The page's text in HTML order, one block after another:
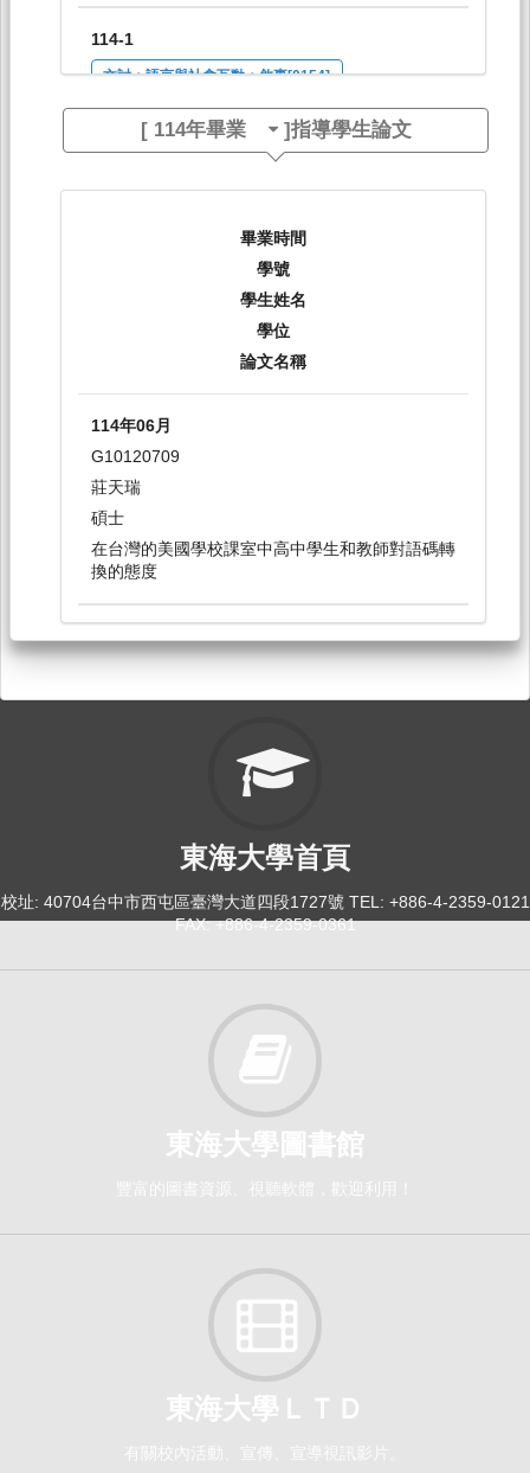
114-1
文討：語言與社會互動：敘事[0154]
日間學士班-外文系3,4
日間學士班-外文系2B
114-2
社會語言學[0147]
日間學士班-外文系3,4
選修
114-4
應用英語與加拿大文化探索[9914]
日間學士班-暑修 1-4
[ 114年畢業 ]指導學生論文
畢業時間
學號
學生姓名
學位
論文名稱
114年06月
G10120709
莊天瑞
碩士
在台灣的美國學校課室中高中學生和教師對語碼轉
換的態度
東海大學首頁
校址: 40704台中市西屯區臺灣大道四段1727號 TEL: +886-4-2359-0121
FAX: +886-4-2359-0361
東海大學圖書館
豐富的圖書資源、視聽軟體，歡迎利用！
東海大學ＬＴＤ
有關校內活動、宣傳、宣導視訊影片。